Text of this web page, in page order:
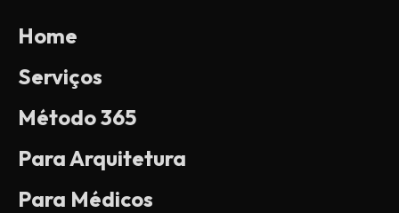
Home
Serviços
Método 365
Para Arquitetura
Para Médicos